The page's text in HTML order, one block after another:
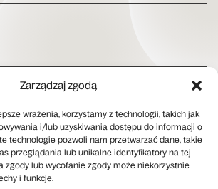
Zarządzaj zgodą
wrażenia, korzystamy z technologii, takich jak
i/lub uzyskiwania dostępu do informacji o
technologie pozwoli nam przetwarzać dane, takie
przeglądania lub unikalne identyfikatory na tej
zgody lub wycofanie zgody może niekorzystnie
i funkcje.
Hashtag Lab
Kultury